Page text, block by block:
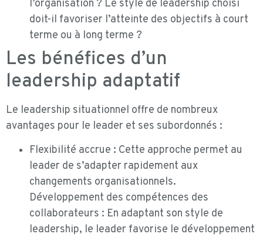
l’organisation ? Le style de leadership choisi
doit-il favoriser l’atteinte des objectifs à court
terme ou à long terme ?
Les bénéfices d’un
leadership adaptatif
Le leadership situationnel offre de nombreux
avantages pour le leader et ses subordonnés :
Flexibilité accrue : Cette approche permet au
leader de s’adapter rapidement aux
changements organisationnels.
Développement des compétences des
collaborateurs : En adaptant son style de
leadership, le leader favorise le développement